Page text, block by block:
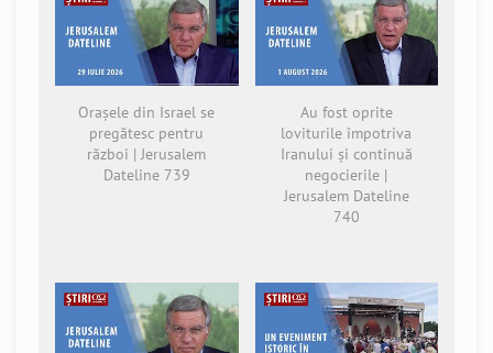
Orașele din Israel se
pregătesc pentru
război | Jerusalem
Dateline 739
Au fost oprite
loviturile împotriva
Iranului și continuă
negocierile |
Jerusalem Dateline
740